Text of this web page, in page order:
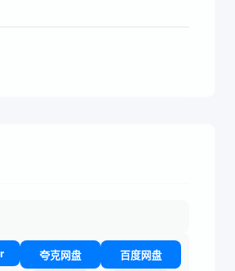
夸克网盘 百度网盘